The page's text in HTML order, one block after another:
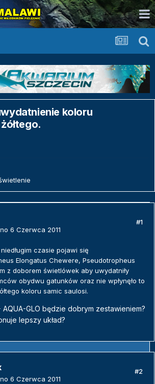
koloru
6 Czerwca 2011
#1
czasie pojawi się
Elongatus Chewere, Pseudotropheus
z doborem świetlówek aby uwydatniły
obydwu gatunków oraz nie wpłynęło to
koloru samic saulosi.
AQUA-GLO będzie dobrym zestawieniem?
lepszy układ?
6 Czerwca 2011
#2